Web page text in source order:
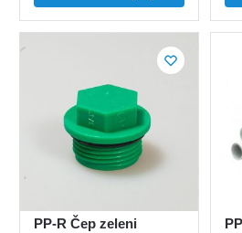
58 rsd
73 rsd
ima
Opcije
mogu
izabrane
stranici
biti
PP-R Čep zeleni